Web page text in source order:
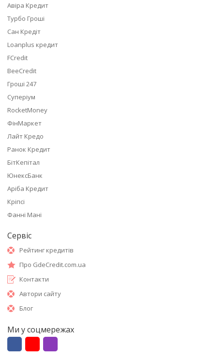
Авіра Кредит
Турбо Гроші
Сан Кредіт
Loanplus кредит
FCredit
BeeCredit
Гроші 247
Суперіум
RocketMoney
ФінМаркет
Лайт Кредо
Ранок Кредит
БітКепітал
ЮнексБанк
Аріба Кредит
Кріпсі
Фанні Мані
Сервіс
Рейтинг кредитів
Про GdeCredit.com.ua
Контакти
Автори сайту
Блог
Ми у соцмережах